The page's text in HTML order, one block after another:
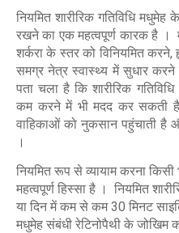
नियमित शारीरिक गतिविधि
रखने का एक महत्वपूर्ण कारक है ।
शर्करा के स्तर को विनियमित
समग्र नेत्र स्वास्थ्य में सुधार
पता चला है कि शारीरिक
कम करने में भी मदद कर सकती है,
वाहिकाओं को नुकसान पहुंचाती है
।
नियमित रूप से व्यायाम करना
महत्वपूर्ण हिस्सा है । नियमित
या दिन में कम से कम 30 मिनट
मधुमेह संबंधी रेटिनोपैथी के